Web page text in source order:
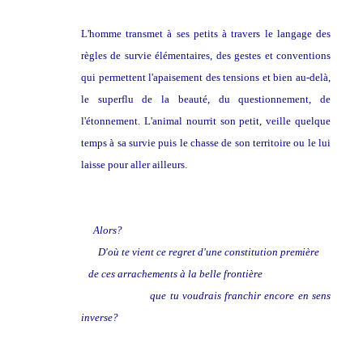
L'homme transmet à ses petits à travers le langage des
règles de survie élémentaires, des gestes et conventions
qui permettent l'apaisement des tensions et bien au-delà,
le superflu de la beauté, du questionnement, de
l'étonnement. L'animal nourrit son petit, veille quelque
temps à sa survie puis le chasse de son territoire ou le lui
laisse pour aller ailleurs.
Alors?
D'où te vient ce regret d'une constitution première
de ces arrachements à la belle frontière
que tu voudrais franchir encore en sens
inverse?